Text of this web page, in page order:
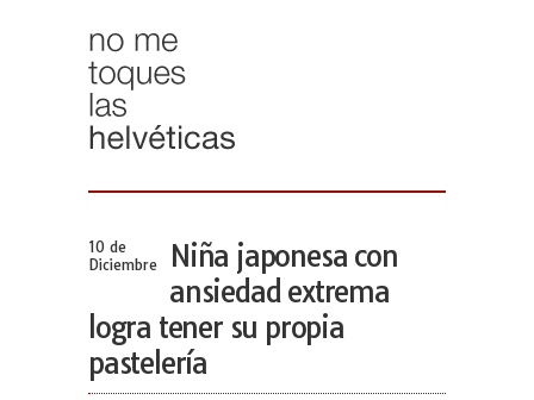
10 de
Diciembre
Niña japonesa con
ansiedad extrema
logra tener su propia
pastelería